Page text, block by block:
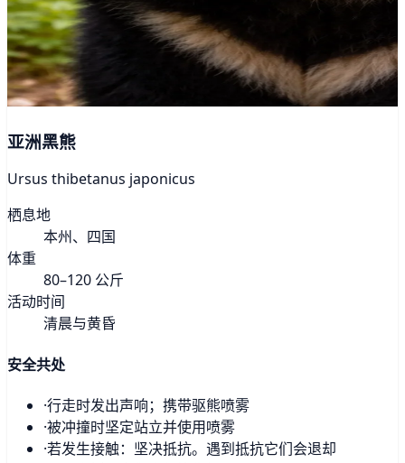
亚洲黑熊
Ursus thibetanus japonicus
栖息地
本州、四国
体重
80–120 公斤
活动时间
清晨与黄昏
安全共处
·行走时发出声响；携带驱熊喷雾
·被冲撞时坚定站立并使用喷雾
·若发生接触：坚决抵抗。遇到抵抗它们会退却